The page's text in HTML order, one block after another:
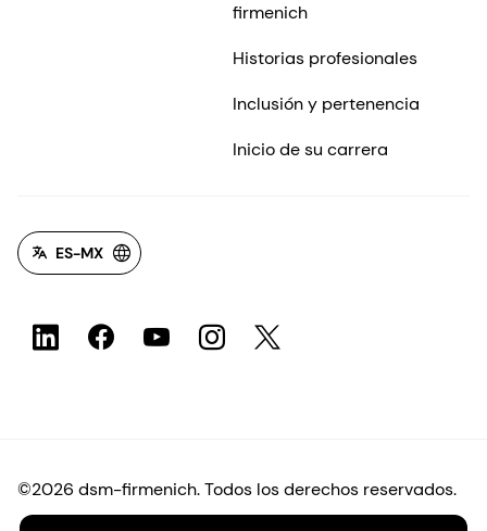
firmenich
Historias profesionales
Inclusión y pertenencia
Inicio de su carrera
ES-MX
©2026 dsm-firmenich. Todos los derechos reservados.